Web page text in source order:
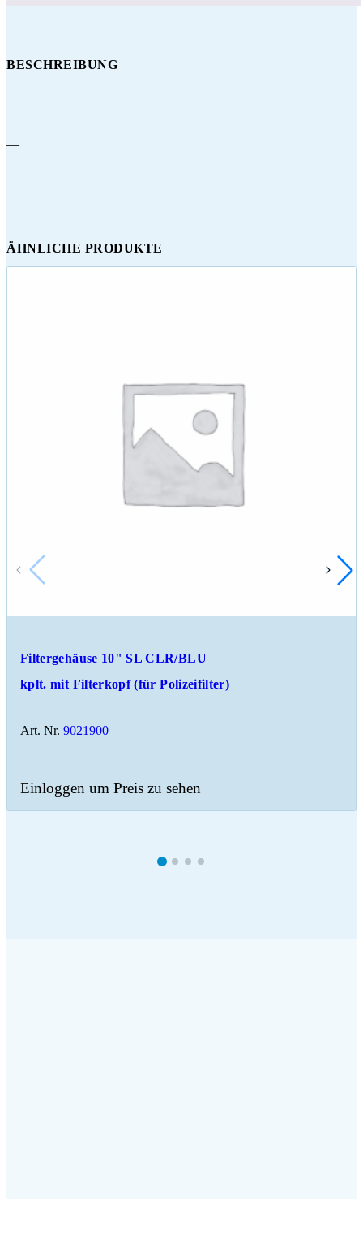
BESCHREIBUNG
—
ÄHNLICHE PRODUKTE
Filtergehäuse 10" SL CLR/BLU
kplt. mit Filterkopf (für Polizeifilter)
Art. Nr. 9021900
Einloggen um Preis zu sehen